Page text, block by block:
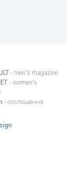
- men's magazine
- women's
- оголошення